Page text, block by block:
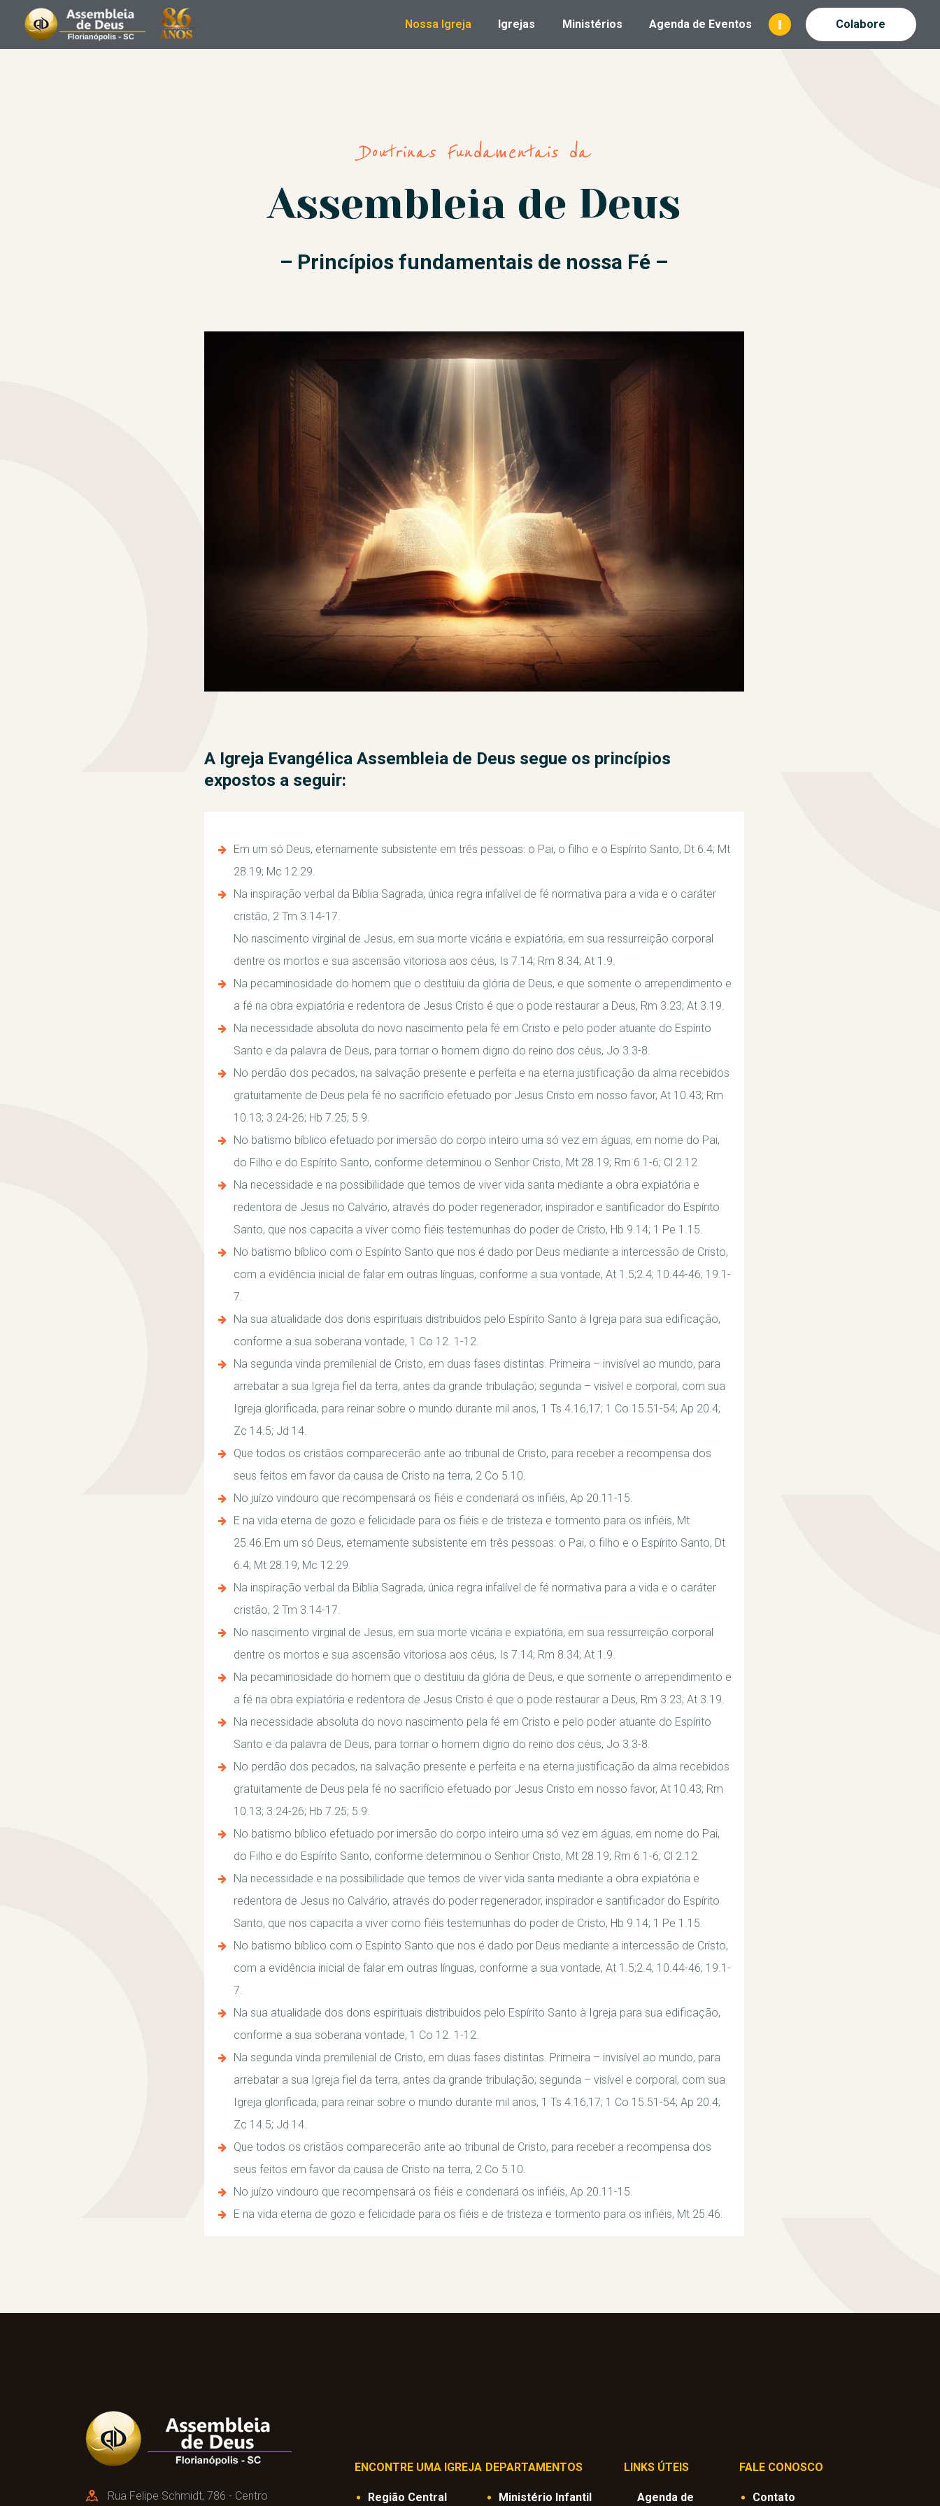
Nossa Igreja Igrejas Ministérios Agenda de Eventos Colabore
ASSEMBLEIA DE DEUS DE FLORIANÓPOLIS
NOSSA IGREJA
IGREJAS
EVENTOS
CULTO AO VIVO E
PREGAÇÕES
SEJA UM
CONTATO
Doutrinas Fundamentais da
Assembleia de Deus
– Princípios fundamentais de nossa Fé –
A Igreja Evangélica Assembleia de Deus segue os princípios
expostos a seguir:
Em um só Deus, eternamente subsistente em três pessoas: o Pai, o filho e o Espírito Santo, Dt 6.4; Mt
28.19; Mc 12.29.
Na inspiração verbal da Bíblia Sagrada, única regra infalível de fé normativa para a vida e o caráter
cristão, 2 Tm 3.14-17.
No nascimento virginal de Jesus, em sua morte vicária e expiatória, em sua ressurreição corporal
dentre os mortos e sua ascensão vitoriosa aos céus, Is 7.14; Rm 8.34; At 1.9.
Na pecaminosidade do homem que o destituiu da glória de Deus, e que somente o arrependimento e
a fé na obra expiatória e redentora de Jesus Cristo é que o pode restaurar a Deus, Rm 3.23; At 3.19.
Na necessidade absoluta do novo nascimento pela fé em Cristo e pelo poder atuante do Espírito
Santo e da palavra de Deus, para tornar o homem digno do reino dos céus, Jo 3.3-8.
No perdão dos pecados, na salvação presente e perfeita e na eterna justificação da alma recebidos
gratuitamente de Deus pela fé no sacrifício efetuado por Jesus Cristo em nosso favor, At 10.43; Rm
10.13; 3.24-26; Hb 7.25; 5.9.
No batismo bíblico efetuado por imersão do corpo inteiro uma só vez em águas, em nome do Pai,
do Filho e do Espírito Santo, conforme determinou o Senhor Cristo, Mt 28.19; Rm 6.1-6; Cl 2.12.
Na necessidade e na possibilidade que temos de viver vida santa mediante a obra expiatória e
redentora de Jesus no Calvário, através do poder regenerador, inspirador e santificador do Espírito
Santo, que nos capacita a viver como fiéis testemunhas do poder de Cristo, Hb 9.14; 1 Pe 1.15.
No batismo bíblico com o Espírito Santo que nos é dado por Deus mediante a intercessão de Cristo,
com a evidência inicial de falar em outras línguas, conforme a sua vontade, At 1.5;2.4; 10.44-46; 19.1-
7.
Na sua atualidade dos dons espirituais distribuídos pelo Espírito Santo à Igreja para sua edificação,
conforme a sua soberana vontade, 1 Co 12. 1-12.
Na segunda vinda premilenial de Cristo, em duas fases distintas. Primeira – invisível ao mundo, para
arrebatar a sua Igreja fiel da terra, antes da grande tribulação; segunda – visível e corporal, com sua
Igreja glorificada, para reinar sobre o mundo durante mil anos, 1 Ts 4.16,17; 1 Co 15.51-54; Ap 20.4;
Zc 14.5; Jd 14.
Que todos os cristãos comparecerão ante ao tribunal de Cristo, para receber a recompensa dos
seus feitos em favor da causa de Cristo na terra, 2 Co 5.10.
No juízo vindouro que recompensará os fiéis e condenará os infiéis, Ap 20.11-15.
E na vida eterna de gozo e felicidade para os fiéis e de tristeza e tormento para os infiéis, Mt
25.46.Em um só Deus, eternamente subsistente em três pessoas: o Pai, o filho e o Espírito Santo, Dt
6.4; Mt 28.19; Mc 12.29.
Na inspiração verbal da Bíblia Sagrada, única regra infalível de fé normativa para a vida e o caráter
cristão, 2 Tm 3.14-17.
No nascimento virginal de Jesus, em sua morte vicária e expiatória, em sua ressurreição corporal
dentre os mortos e sua ascensão vitoriosa aos céus, Is 7.14; Rm 8.34; At 1.9.
Na pecaminosidade do homem que o destituiu da glória de Deus, e que somente o arrependimento e
a fé na obra expiatória e redentora de Jesus Cristo é que o pode restaurar a Deus, Rm 3.23; At 3.19.
Na necessidade absoluta do novo nascimento pela fé em Cristo e pelo poder atuante do Espírito
Santo e da palavra de Deus, para tornar o homem digno do reino dos céus, Jo 3.3-8.
No perdão dos pecados, na salvação presente e perfeita e na eterna justificação da alma recebidos
gratuitamente de Deus pela fé no sacrifício efetuado por Jesus Cristo em nosso favor, At 10.43; Rm
10.13; 3.24-26; Hb 7.25; 5.9.
No batismo bíblico efetuado por imersão do corpo inteiro uma só vez em águas, em nome do Pai,
do Filho e do Espírito Santo, conforme determinou o Senhor Cristo, Mt 28.19; Rm 6.1-6; Cl 2.12.
Na necessidade e na possibilidade que temos de viver vida santa mediante a obra expiatória e
redentora de Jesus no Calvário, através do poder regenerador, inspirador e santificador do Espírito
Santo, que nos capacita a viver como fiéis testemunhas do poder de Cristo, Hb 9.14; 1 Pe 1.15.
No batismo bíblico com o Espírito Santo que nos é dado por Deus mediante a intercessão de Cristo,
com a evidência inicial de falar em outras línguas, conforme a sua vontade, At 1.5;2.4; 10.44-46; 19.1-
7.
Na sua atualidade dos dons espirituais distribuídos pelo Espírito Santo à Igreja para sua edificação,
conforme a sua soberana vontade, 1 Co 12. 1-12.
Na segunda vinda premilenial de Cristo, em duas fases distintas. Primeira – invisível ao mundo, para
arrebatar a sua Igreja fiel da terra, antes da grande tribulação; segunda – visível e corporal, com sua
Igreja glorificada, para reinar sobre o mundo durante mil anos, 1 Ts 4.16,17; 1 Co 15.51-54; Ap 20.4;
Zc 14.5; Jd 14.
Que todos os cristãos comparecerão ante ao tribunal de Cristo, para receber a recompensa dos
seus feitos em favor da causa de Cristo na terra, 2 Co 5.10.
No juízo vindouro que recompensará os fiéis e condenará os infiéis, Ap 20.11-15.
E na vida eterna de gozo e felicidade para os fiéis e de tristeza e tormento para os infiéis, Mt 25.46.
Rua Felipe Schmidt, 786 - Centro
ENCONTRE UMA IGREJA
Região Central
DEPARTAMENTOS
Ministério Infantil
LINKS ÚTEIS
Agenda de
FALE CONOSCO
Contato